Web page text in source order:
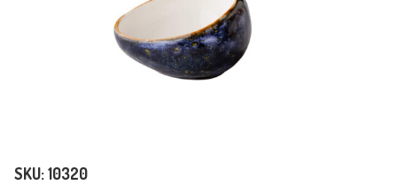
SKU:10320